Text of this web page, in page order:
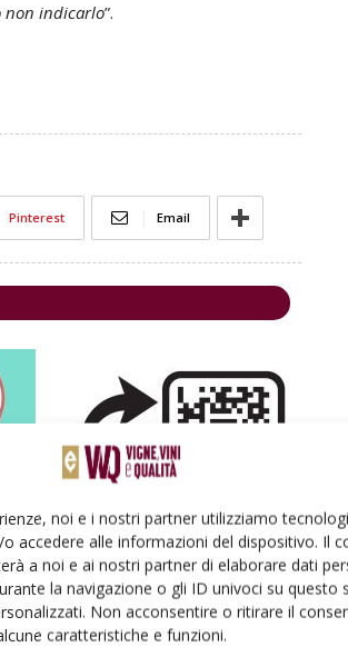
noi e i nostri partner utilizziamo
accedere alle informazioni del dispositivo. Il
a noi e ai nostri partner di elaborare dati
la navigazione o gli ID univoci su questo
Non acconsentire o ritirare il
caratteristiche e funzioni.
non indicarlo”.
Pinterest Email
Le etichette comunicano sempre di
più… digitalmente